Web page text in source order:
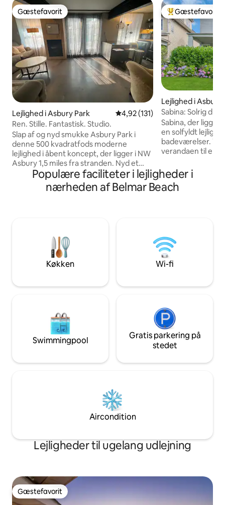
Gæstefavorit
Gæstefavorit
Lejlighed i Asbury Park 4,92 ud af 5 i gennemsnitlig
4,92 (131)
Ren. Stille. Fantastisk. Studio.
Slap af og nyd smukke Asbury Park i
denne 500 kvadratfods moderne
lejlighed i åbent koncept, der ligger i NW
Asbury 1,5 miles fra stranden. Nyd et
fuldt udstyret køkken, opvaskemaskine
og vinkøleskab. HURTIGT wi-fi og 65"
med en fælles baghave. Tidlig
indtjekning og sen udtjekning baseret på
tilgængelighed til 10 USD/t
Bedste
Gæstefavorit
Lejlighed i Asbury
Sabina: Solrig
Sabina, der ligger
en solfyldt
badeværelser. Tag en trappe fra
verandaen til en
opvaskemaskine
queensize
bomuldslagner. Tag trapperne op til den
Ekstra lang
Populære faciliteter i lejligheder i
nærheden af Belmar Beach
Køkken Wi-fi
Swimmingpool
Gratis parkering på
stedet
Aircondition
Lejligheder til ugelang udlejning
Gæstefavorit
Gæstefavorit